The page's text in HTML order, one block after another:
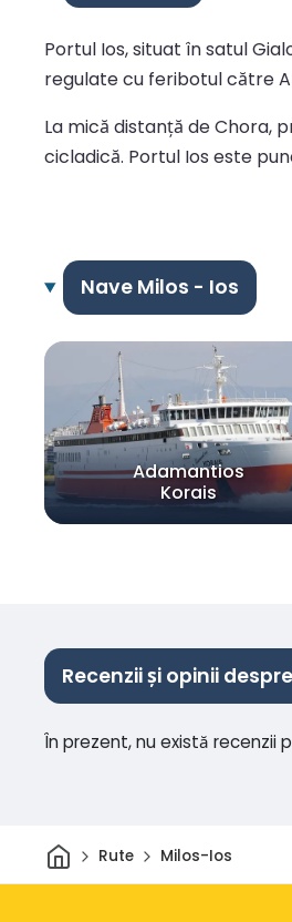
Portul Ios, situat în satul
regulate cu feribotul către
La mică distanță de Chora,
cicladică. Portul Ios este
Nave Milos - Ios
Adamantios
Korais
Recenzii și opinii
În prezent, nu există recenzii
AcasăRute Milos-Ios